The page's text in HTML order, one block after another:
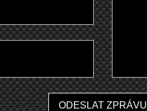
ODESLAT ZPRÁVU